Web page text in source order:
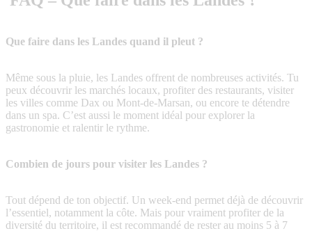
Que faire dans les Landes quand il pleut ?
Même sous la pluie, les Landes offrent de nombreuses activités. Tu
peux découvrir les marchés locaux, profiter des restaurants, visiter
les villes comme Dax ou Mont-de-Marsan, ou encore te détendre
dans un spa. C’est aussi le moment idéal pour explorer la
gastronomie et ralentir le rythme.
Combien de jours pour visiter les Landes ?
Tout dépend de ton objectif. Un week-end permet déjà de découvrir
l’essentiel, notamment la côte. Mais pour vraiment profiter de la
diversité du territoire, il est recommandé de rester au moins 5 à 7